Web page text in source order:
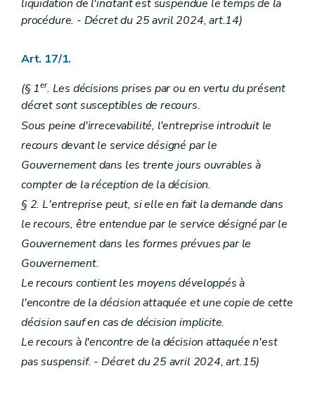
liquidation de l'incitant est suspendue le temps de la
procédure. - Décret du 25 avril 2024, art.14)
Art. 17/1.
(§ 1er. Les décisions prises par ou en vertu du présent
décret sont susceptibles de recours.
Sous peine d'irrecevabilité, l'entreprise introduit le
recours devant le service désigné par le
Gouvernement dans les trente jours ouvrables à
compter de la réception de la décision.
§ 2. L'entreprise peut, si elle en fait la demande dans
le recours, être entendue par le service désigné par le
Gouvernement dans les formes prévues par le
Gouvernement.
Le recours contient les moyens développés à
l'encontre de la décision attaquée et une copie de cette
décision sauf en cas de décision implicite.
Le recours à l'encontre de la décision attaquée n'est
pas suspensif. - Décret du 25 avril 2024, art.15)